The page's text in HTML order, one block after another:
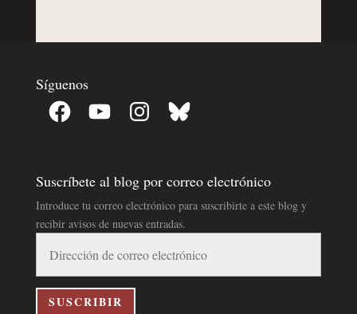
Síguenos
Facebook YouTube InstagramBluesky
Suscríbete al blog por correo electrónico
Introduce tu correo electrónico para suscribirte a este blog y
recibir avisos de nuevas entradas.
correo
electrónico
SUSCRIBIR